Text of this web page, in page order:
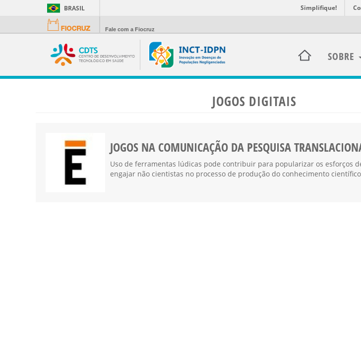
BRASIL Simplifique!
Fale com a Fiocruz
SOBRE
JOGOS DIGITAIS
JOGOS NA COMUNICAÇÃO DA PESQUISA
Uso de ferramentas lúdicas pode contribuir para popularizar os esforços
engajar não cientistas no processo de produção do conhecimento científico​